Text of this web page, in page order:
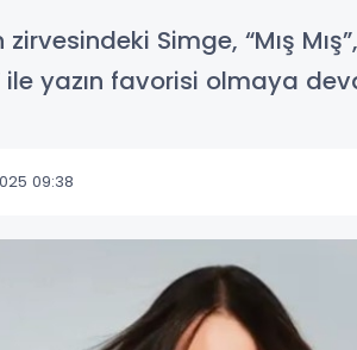
Simge, “Mış
ile yazın favorisi olmaya
09:38